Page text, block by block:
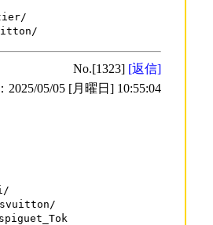
No.[1323] [返信]
2025/05/05 [月曜日] 10:55:04